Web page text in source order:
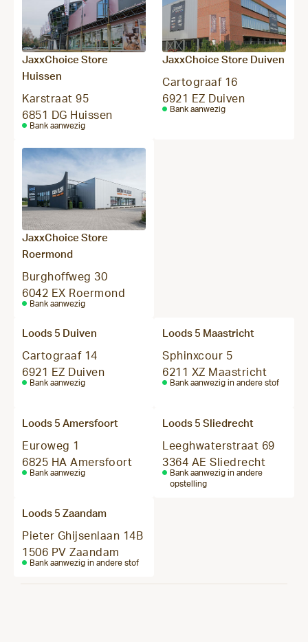
JaxxChoice Store
Huissen
Karstraat 95
6851 DG Huissen
Bank aanwezig
JaxxChoice Store Duiven
Cartograaf 16
6921 EZ Duiven
Bank aanwezig
JaxxChoice Store
Roermond
Burghoffweg 30
6042 EX Roermond
Bank aanwezig
Loods 5 Duiven
Cartograaf 14
6921 EZ Duiven
Bank aanwezig
Loods 5 Maastricht
Sphinxcour 5
6211 XZ Maastricht
Bank aanwezig in andere stof
Loods 5 Amersfoort
Euroweg 1
6825 HA Amersfoort
Bank aanwezig
Loods 5 Sliedrecht
Leeghwaterstraat 69
3364 AE Sliedrecht
Bank aanwezig in andere
opstelling
Loods 5 Zaandam
Pieter Ghijsenlaan 14B
1506 PV Zaandam
Bank aanwezig in andere stof